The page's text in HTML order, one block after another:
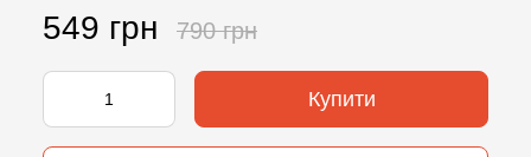
549 грн 790 грн
Купити